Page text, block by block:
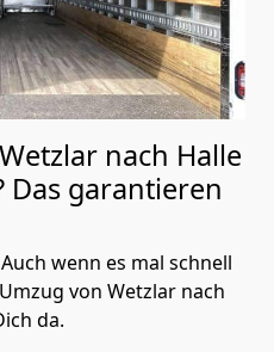
nach Halle
Das garantieren
Auch wenn es mal schnell
von Wetzlar nach
da.